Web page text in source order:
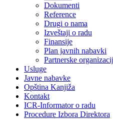
Dokumenti
Reference
Drugi o nama
Izveštaji o radu
Finansije
Plan javnih nabavki
Partnerske
Usluge
Javne nabavke
Opština Kanjiža
Kontakt
ICR-Informator o radu
Procedure Izbora Direktora